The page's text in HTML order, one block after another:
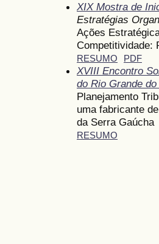
XIX Mostra de
Estratégias
Ações
Competitividade:
RESUMO PDF
XVIII Encontro
do Rio Grande
Planejamento
uma fabricante
da Serra Gaúcha
RESUMO